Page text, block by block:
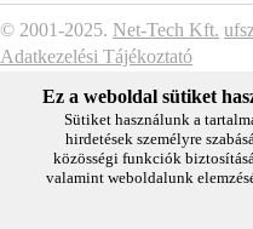
© 2001-2025. Net-Tech Kft.
Adatkezelési Tájékoztató
Ez a weboldal sütiket
Sütiket használunk a
hirdetések személyre
közösségi funkciók
valamint weboldalunk